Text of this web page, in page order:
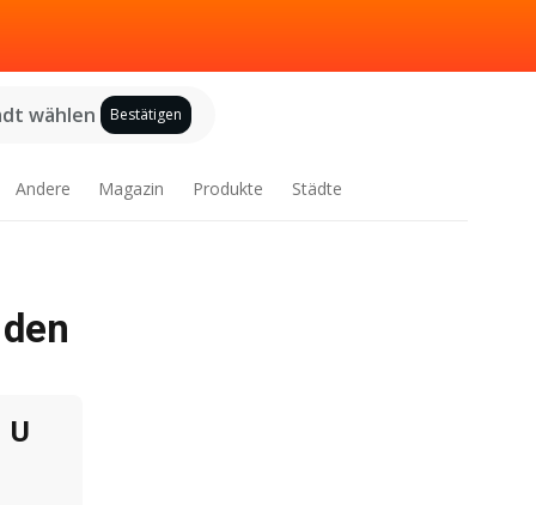
wählen Bestätigen
Andere Magazin Produkte Städte
U